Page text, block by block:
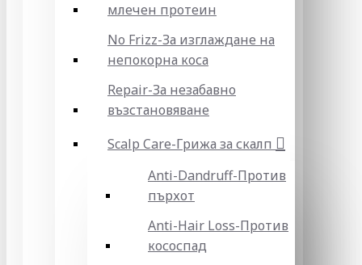
млечен протеин
No Frizz-За изглаждане на
непокорна коса
Repair-За незабавно
възстановяване
Scalp Care-Грижа за скалп
Anti-Dandruff-Против
пърхот
Anti-Hair Loss-Против
кососпад